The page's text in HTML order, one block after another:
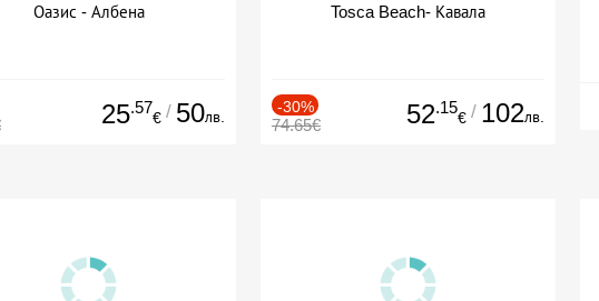
Оазис - Албена
25.57
€ / 50лв.
Tosca Beach- Кавала
-30%
74.65€ 52.15
€ / 102лв.